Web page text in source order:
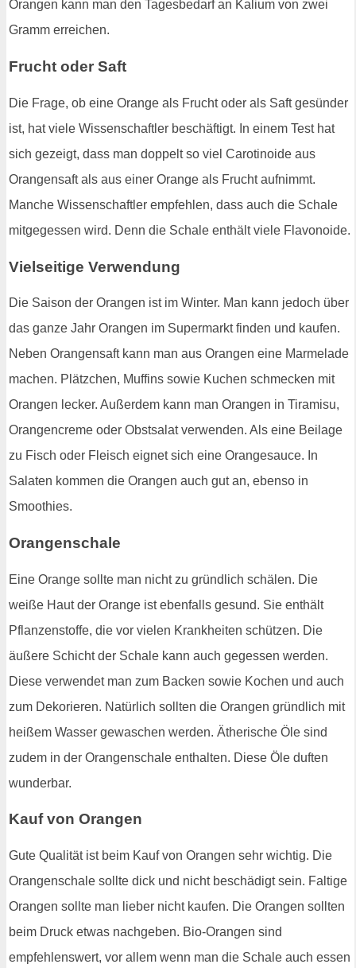
Orangen kann man den Tagesbedarf an Kalium von zwei
Gramm erreichen.
Frucht oder Saft
Die Frage, ob eine Orange als Frucht oder als Saft gesünder
ist, hat viele Wissenschaftler beschäftigt. In einem Test hat
sich gezeigt, dass man doppelt so viel Carotinoide aus
Orangensaft als aus einer Orange als Frucht aufnimmt.
Manche Wissenschaftler empfehlen, dass auch die Schale
mitgegessen wird. Denn die Schale enthält viele Flavonoide.
Vielseitige Verwendung
Die Saison der Orangen ist im Winter. Man kann jedoch über
das ganze Jahr Orangen im Supermarkt finden und kaufen.
Neben Orangensaft kann man aus Orangen eine Marmelade
machen. Plätzchen, Muffins sowie Kuchen schmecken mit
Orangen lecker. Außerdem kann man Orangen in Tiramisu,
Orangencreme oder Obstsalat verwenden. Als eine Beilage
zu Fisch oder Fleisch eignet sich eine Orangesauce. In
Salaten kommen die Orangen auch gut an, ebenso in
Smoothies.
Orangenschale
Eine Orange sollte man nicht zu gründlich schälen. Die
weiße Haut der Orange ist ebenfalls gesund. Sie enthält
Pflanzenstoffe, die vor vielen Krankheiten schützen. Die
äußere Schicht der Schale kann auch gegessen werden.
Diese verwendet man zum Backen sowie Kochen und auch
zum Dekorieren. Natürlich sollten die Orangen gründlich mit
heißem Wasser gewaschen werden. Ätherische Öle sind
zudem in der Orangenschale enthalten. Diese Öle duften
wunderbar.
Kauf von Orangen
Gute Qualität ist beim Kauf von Orangen sehr wichtig. Die
Orangenschale sollte dick und nicht beschädigt sein. Faltige
Orangen sollte man lieber nicht kaufen. Die Orangen sollten
beim Druck etwas nachgeben. Bio-Orangen sind
empfehlenswert, vor allem wenn man die Schale auch essen